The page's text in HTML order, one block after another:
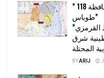
” 118 ألف دونم مهددة بالعزل في محافظة
طوباس”
شرق
المحتلة
BYARIJ